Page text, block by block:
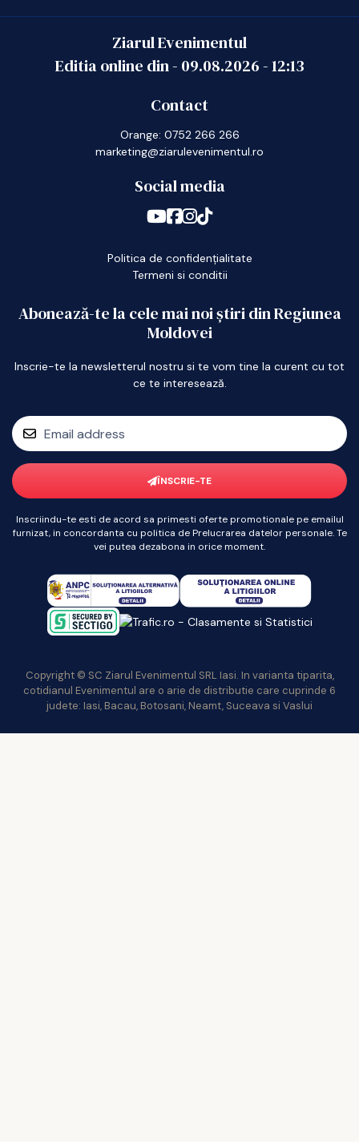
Ziarul Evenimentul
Editia online din - 09.08.2026-12:13
Contact
Orange: 0752 266 266
marketing@ziarulevenimentul.ro
Social media
Politica de confidențialitate
Termeni si conditii
Abonează-te la cele mai noi știri din Regiunea
Moldovei
Inscrie-te la newsletterul nostru si te vom tine la curent cu tot
ce te interesează.
ÎNSCRIE-TE
Inscriindu-te esti de acord sa primesti oferte promotionale pe emailul
furnizat, in concordanta cu politica de Prelucrarea datelor personale. Te
vei putea dezabona in orice moment.
Copyright © SC Ziarul Evenimentul SRL Iasi. In varianta tiparita,
cotidianul Evenimentul are o arie de distributie care cuprinde 6
judete: Iasi, Bacau, Botosani, Neamt, Suceava si Vaslui